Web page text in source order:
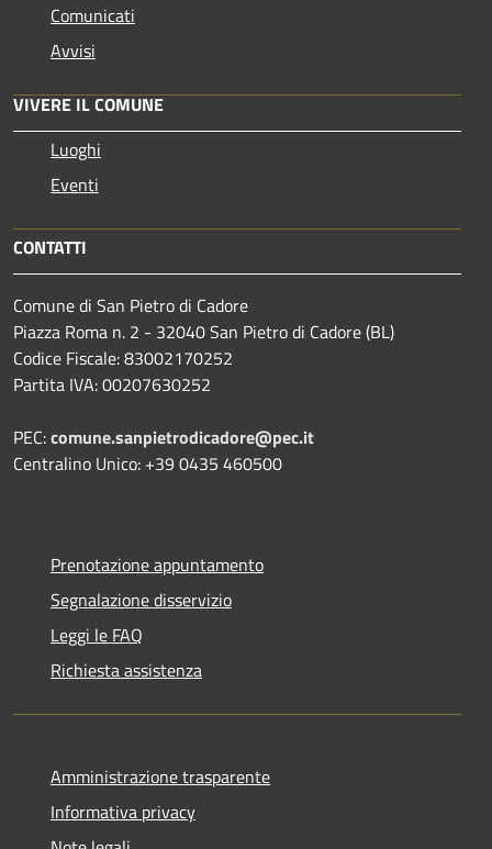
Comunicati
Avvisi
VIVERE IL COMUNE
Luoghi
Eventi
CONTATTI
Comune di San Pietro di Cadore
Piazza Roma n. 2 - 32040 San Pietro di Cadore (BL)
Codice Fiscale: 83002170252
Partita IVA: 00207630252
PEC:comune.sanpietrodicadore@pec.it
Centralino Unico: +39 0435 460500
Prenotazione appuntamento
Segnalazione disservizio
Leggi le FAQ
Richiesta assistenza
Amministrazione trasparente
Informativa privacy